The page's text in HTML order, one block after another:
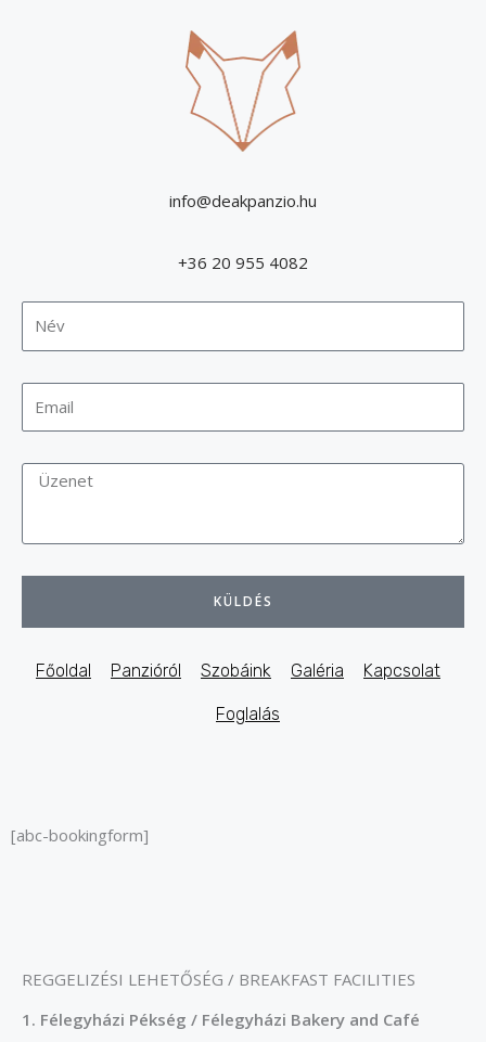
info@deakpanzio.hu
+36 20 955 4082
KÜLDÉS
Főoldal Panzióról Szobáink Galéria Kapcsolat
Foglalás
[abc-bookingform]
REGGELIZÉSI LEHETŐSÉG / BREAKFAST FACILITIES
1. Félegyházi Pékség / Félegyházi Bakery and Café